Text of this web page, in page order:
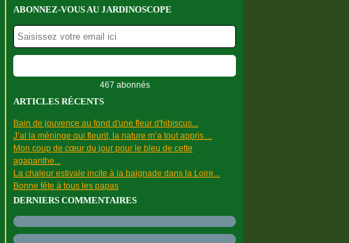
ABONNEZ-VOUS AU JARDINOSCOPE
467 abonnés
ARTICLES RÉCENTS
Bain de jouvence au fond d'une fleur d'hibiscus...
J’ai la méninge qui fleurit, la nature m’a tout appris…
Mon coup de cœur du jour pour le bleu de cette
agapanthe...
La chaleur estivale incite à la baignade dans la Loire...
Bonne fête à tous les papas
DERNIERS COMMENTAIRES